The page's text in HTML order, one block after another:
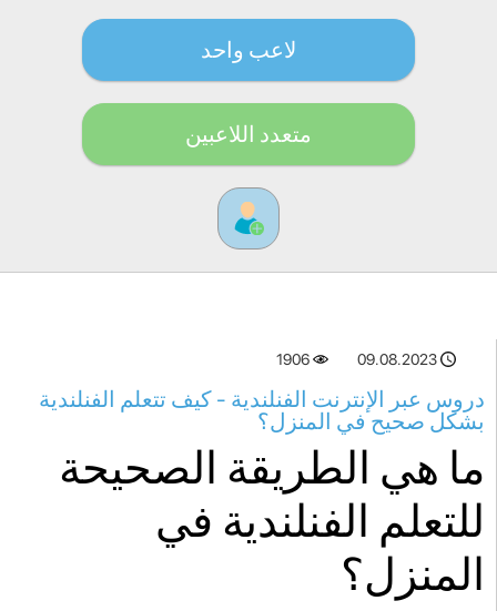
لاعب واحد
متعدد اللاعبين
09.08.2023
1906
دروس عبر الإنترنت الفنلندية - كيف تتعلم الفنلندية
بشكل صحيح في المنزل؟
ما هي الطريقة الصحيحة
للتعلم الفنلندية في
المنزل؟